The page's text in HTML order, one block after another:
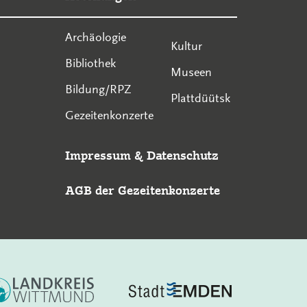
Archäologie
Bibliothek
Bildung/RPZ
Gezeitenkonzerte
Kultur
Museen
Plattdüütsk
Impressum & Datenschutz
AGB der Gezeitenkonzerte